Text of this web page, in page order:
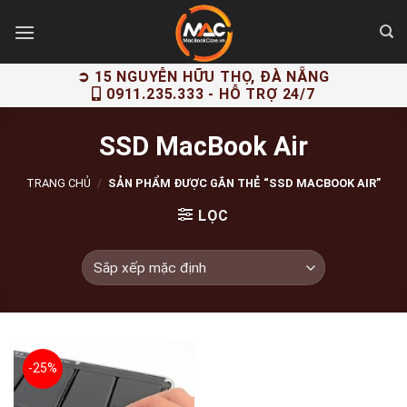
➲ 15 NGUYỄN HỮU THỌ, ĐÀ NẴNG
0911.235.333 - HỖ TRỢ 24/7
SSD MacBook Air
TRANG CHỦ / SẢN PHẨM ĐƯỢC GẮN THẺ “SSD MACBOOK AIR”
LỌC
-25%